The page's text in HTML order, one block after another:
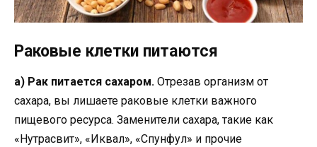
Раковые клетки питаются
а) Рак питается сахаром. Отрезав организм от
сахара, вы лишаете раковые клетки важного
пищевого ресурса. Заменители сахара, такие как
«Нутрасвит», «Иквал», «Спунфул» и прочие